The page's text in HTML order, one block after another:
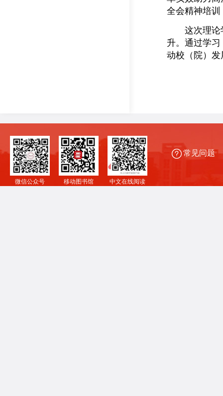
全会精神培
这次理论学
升。通过学
动校（院）
微信公众号 移动图书馆 中文在线阅读
常见问题